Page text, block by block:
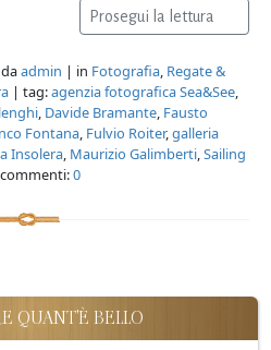
Prosegui la lettura
daadmin | in Fotografia, Regate &
| tag:agenzia fotografica Sea&See,
, Davide Bramante, Fausto
Fontana, Fulvio Roiter,galleria
Insolera, Maurizio Galimberti,Sailing
0
QUANT'È BELLO